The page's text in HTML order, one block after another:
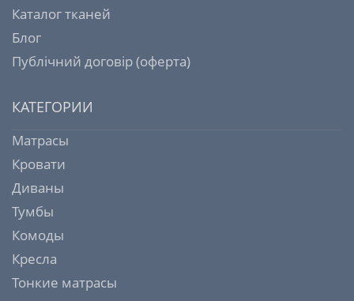
Каталог тканей
Блог
Публічний договір (оферта)
КАТЕГОРИИ
Матрасы
Кровати
Диваны
Тумбы
Комоды
Кресла
Тонкие матрасы